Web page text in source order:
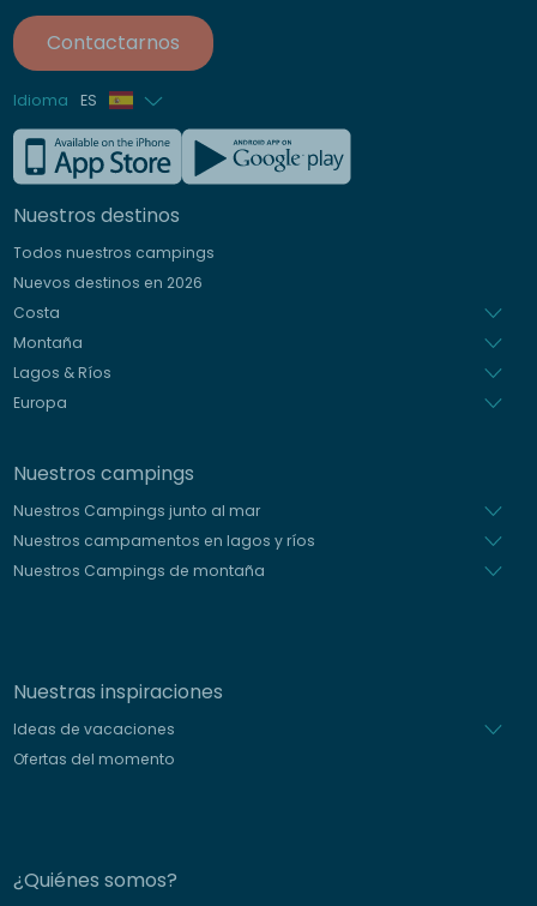
Contactarnos
Idioma ES
Francés
Inglés
Alemán
Nuestros destinos
Todos nuestros campings
Nuevos destinos en 2026
Costa
Montaña
Lagos & Ríos
Europa
Nuestros campings
Nuestros Campings junto al mar
Nuestros campamentos en lagos y ríos
Nuestros Campings de montaña
Nuestras inspiraciones
Ideas de vacaciones
Ofertas del momento
¿Quiénes somos?